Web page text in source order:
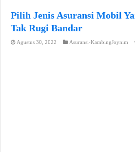
Pilih Jenis Asuransi Mobil
Tak Rugi Bandar
Agustus 30, 2022 Asuransi-KambingJoynim